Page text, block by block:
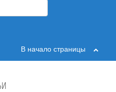
В начало страницы